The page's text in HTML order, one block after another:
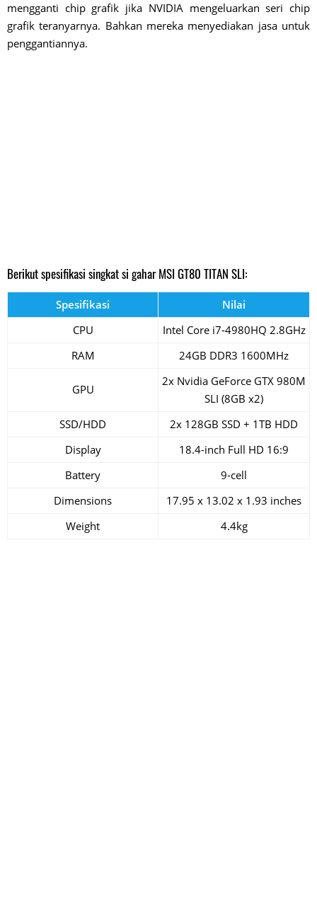
mengganti chip grafik jika NVIDIA mengeluarkan seri chip
grafik teranyarnya. Bahkan mereka menyediakan jasa untuk
penggantiannya.
Berikut spesifikasi singkat si gahar MSI GT80 TITAN SLI:
Spesifikasi
Nilai
CPU
Intel Core i7-4980HQ 2.8GHz
RAM
24GB DDR3 1600MHz
GPU
2x Nvidia GeForce GTX 980M
SLI (8GB x2)
SSD/HDD
2x 128GB SSD + 1TB HDD
Display
18.4-inch Full HD 16:9
Battery
9-cell
Dimensions
17.95 x 13.02 x 1.93 inches
Weight
4.4kg